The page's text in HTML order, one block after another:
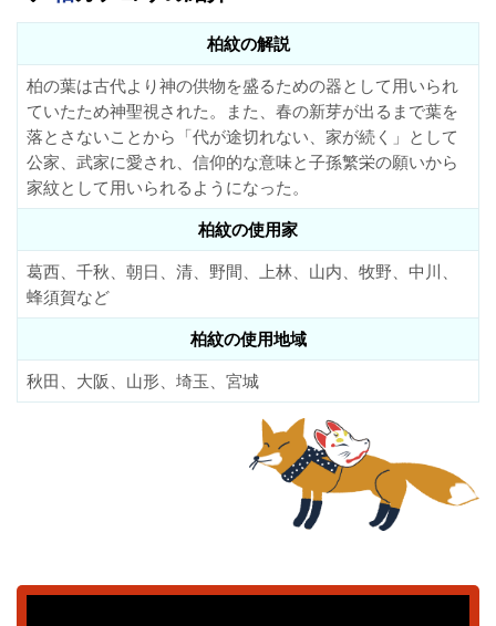
柏紋の解説
柏の葉は古代より神の供物を盛るための器として用いられ
ていたため神聖視された。また、春の新芽が出るまで葉を
落とさないことから「代が途切れない、家が続く」として
公家、武家に愛され、信仰的な意味と子孫繁栄の願いから
家紋として用いられるようになった。
柏紋の使用家
葛西、千秋、朝日、清、野間、上林、山内、牧野、中川、
蜂須賀など
柏紋の使用地域
秋田、大阪、山形、埼玉、宮城